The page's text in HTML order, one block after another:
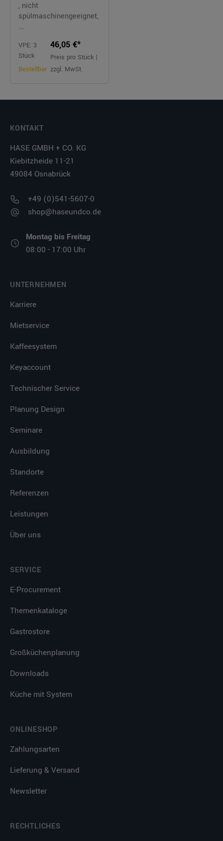
, nicht
spülmaschinengeeignet,
...
VPE: 3
Stück
Bestellbar
46,05 €*
Preis pro Stück |
zzgl. MwSt.
KONTAKT
HASE GMBH + CO. KG
Kiebitzheide 11-21
49084 Osnabrück
+49 (0)541-5607-0
shop@haseundco.de
Montag bis Freitag
08:00 - 17:00 Uhr
UNTERNEHMEN
Karriere
Mietservice
Kaffeesystem
Keyaccount
Technischer Service
Planung Design
Seminare
Ausbildung
Standorte
Referenzen
Leistungen
Über uns
SERVICE
E-Procurement
Themenkataloge
Gastrostore
Großküchenplanung
Downloads
Küche mit System
ONLINESHOP
Zahlungsarten
Lieferung & Versand
Newsletter
RECHTLICHES